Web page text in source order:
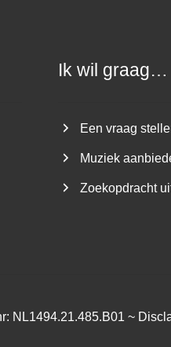
Ik wil graag…
Een vraag
Muziek
Zoekopdracht
NL1494.21.485.B01 ~